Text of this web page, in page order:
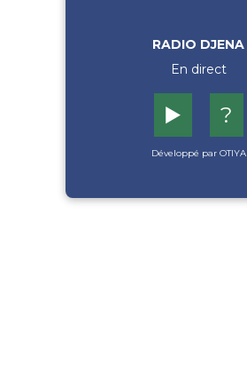
RADIO DJENA
En direct
▶️ ?
Développé par OTIYA